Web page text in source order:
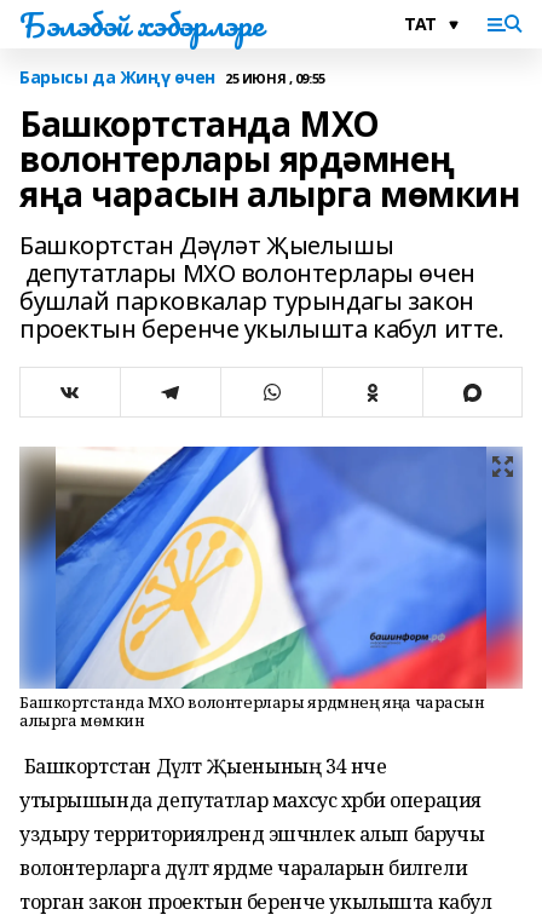
Бэлэбэй хэбэрлэре
Барысы да Жиңү өчен 25 ИЮНЯ , 09:55
Башкортстанда МХО
волонтерлары ярдәмнең
яңа чарасын алырга мөмкин
Башкортстан Дәүләт Җыелышы
депутатлары МХО волонтерлары өчен
бушлай парковкалар турындагы закон
проектын беренче укылышта кабул итте.
Башкортстанда МХО волонтерлары ярдәмнең яңа чарасын
алырга мөмкин
Башкортстан Дәүләт Җыенының 34 нче
утырышында депутатлар махсус хәрби операция
уздыру территорияләрендә эшчәнлек алып баручы
волонтерларга дәүләт ярдәме чараларын билгели
торган закон проектын беренче укылышта кабул